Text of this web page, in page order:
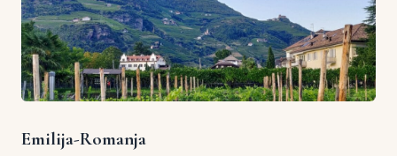
Emilija-Romanja